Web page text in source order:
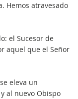
Hemos atravesado
el Sucesor de
aquel que el Señor
eleva un
al nuevo Obispo